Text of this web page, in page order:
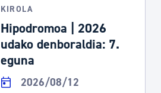
KIROLA
Hipodromoa | 2026
udako denboraldia: 7.
eguna
2026/08/12